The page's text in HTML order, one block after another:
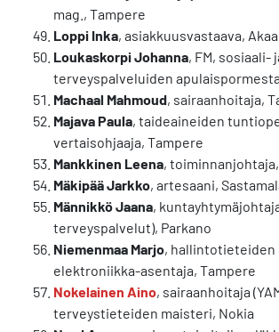
mag., Tampere
Loppi Inka, asiakkuusvastaava, Akaa
Loukaskorpi Johanna, FM, sosiaali-
terveyspalveluiden
Machaal Mahmoud, sairaanhoitaja,
Majava Paula, taideaineiden
vertaisohjaaja, Tampere
Mankkinen Leena,
Mäkipää Jarkko, artesaani,
Männikkö Jaana,
terveyspalvelut), Parkano
Niemenmaa Marjo, hallintotieteiden
elektroniikka-asentaja, Tampere
Nokelainen Aino, sairaanhoitaja
terveystieteiden maisteri, Nokia